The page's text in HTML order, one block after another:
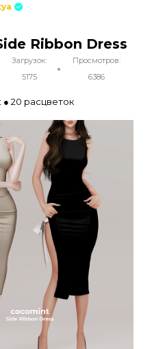
Ribbon Dress
Загрузок:
5175
Просмотров:
6386
20 расцветок